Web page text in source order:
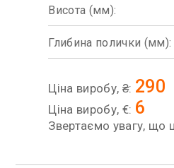
Висота (мм):
Глибина полички (мм):
Ціна виробу, ₴: 290
Ціна виробу, €: 6
Звертаємо увагу, що